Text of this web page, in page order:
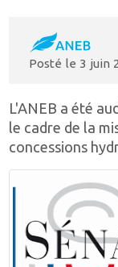
Posté le 3 juin
L'ANEB a été
le cadre de la
concessions